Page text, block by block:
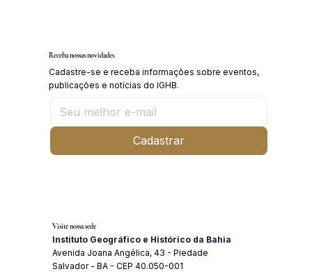
Receba nossas novidades
Cadastre-se e receba informações sobre eventos,
publicações e notícias do IGHB.
Cadastrar
Visite nossa sede
Instituto Geográfico e Histórico da Bahia
Avenida Joana Angélica, 43 - Piedade
Salvador - BA - CEP 40.050-001